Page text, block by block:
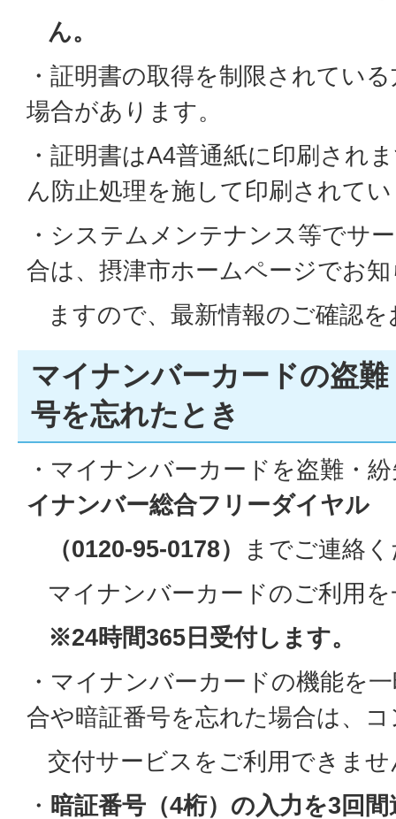
ん。
・証明書の取得を制限されてい
場合があります。
・証明書はA4普通紙に印刷され
ん防止処理を施して印刷されて
・システムメンテナンス等でサ
合は、摂津市ホームページでお
ますので、最新情報のご確認を
マイナンバーカードの盗
号を忘れたとき
・マイナンバーカードを盗難・
イナンバー総合フリーダイヤル
（0120-95-0178）
までご連絡
マイナンバーカードのご利用を
※24時間365日受付します。
・マイナンバーカードの機能を
合や暗証番号を忘れた場合は、
交付サービスをご利用できませ
・ 暗証番号（4桁）の入力を3回